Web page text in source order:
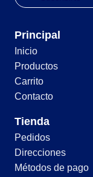
Principal
Inicio
Productos
Carrito
Contacto
Tienda
Pedidos
Direcciones
Métodos de pago